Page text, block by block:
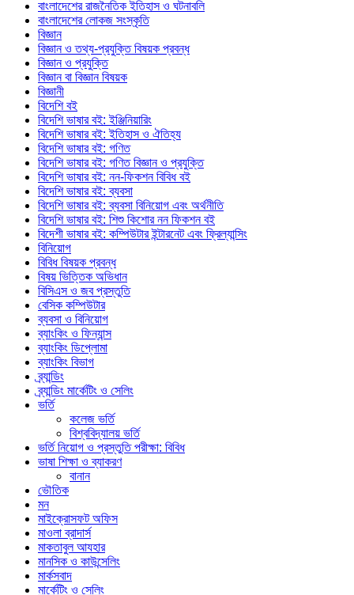
বাংলাদেশের রাজনৈতিক ইতিহাস ও ঘটনাবলি
বাংলাদেশের লোকজ সংস্কৃতি
বিজ্ঞান
বিজ্ঞান ও তথ্য-প্রযুক্তি বিষয়ক প্রবন্ধ
বিজ্ঞান ও প্রযুক্তি
বিজ্ঞান বা বিজ্ঞান বিষয়ক
বিজ্ঞানী
বিদেশি বই
বিদেশি ভাষার বই: ইঞ্জিনিয়ারিং
বিদেশি ভাষার বই: ইতিহাস ও ঐতিহ্য
বিদেশি ভাষার বই: গণিত
বিদেশি ভাষার বই: গণিত বিজ্ঞান ও প্রযুক্তি
বিদেশি ভাষার বই: নন-ফিকশন বিবিধ বই
বিদেশি ভাষার বই: ব্যবসা
বিদেশি ভাষার বই: ব্যবসা বিনিয়োগ এবং অর্থনীতি
বিদেশি ভাষার বই: শিশু কিশোর নন ফিকশন বই
বিদেশী ভাষার বই: কম্পিউটার ইন্টারনেট এবং ফ্রিল্যান্সিং
বিনিয়োগ
বিবিধ বিষয়ক প্রবন্ধ
বিষয় ভিত্তিক অভিধান
বিসিএস ও জব প্রস্তুতি
বেসিক কম্পিউটার
ব্যবসা ও বিনিয়োগ
ব্যাংকিং ও ফিন্যান্স
ব্যাংকিং ডিপ্লোমা
ব্যাংকিং বিভাগ
ব্র্যান্ডিং
ব্র্যান্ডিং মার্কেটিং ও সেলিং
ভর্তি
কলেজ ভর্তি
বিশ্ববিদ্যালয় ভর্তি
ভর্তি নিয়োগ ও প্রস্তুতি পরীক্ষা: বিবিধ
ভাষা শিক্ষা ও ব্যাকরণ
বানান
ভৌতিক
মন
মাইক্রোসফট অফিস
মাওলা ব্রাদার্স
মাকতাবুল আযহার
মানসিক ও কাউন্সেলিং
মার্কসবাদ
মার্কেটিং ও সেলিং